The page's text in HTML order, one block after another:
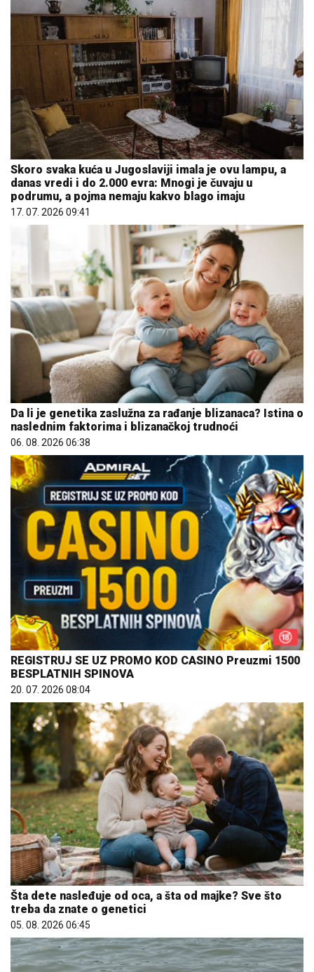
Skoro svaka kuća u Jugoslaviji imala je ovu lampu, a
danas vredi i do 2.000 evra: Mnogi je čuvaju u
podrumu, a pojma nemaju kakvo blago imaju
17. 07. 2026 09:41
Da li je genetika zaslužna za rađanje blizanaca? Istina o
naslednim faktorima i blizanačkoj trudnoći
06. 08. 2026 06:38
REGISTRUJ SE UZ PROMO KOD CASINO Preuzmi 1500
BESPLATNIH SPINOVA
20. 07. 2026 08:04
Šta dete nasleđuje od oca, a šta od majke? Sve što
treba da znate o genetici
05. 08. 2026 06:45